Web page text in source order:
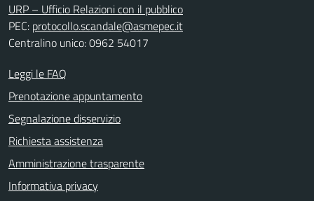
URP – Ufficio Relazioni con il pubblico
PEC: protocollo.scandale@asmepec.it
Centralino unico: 0962 54017
Leggi le FAQ
Prenotazione appuntamento
Segnalazione disservizio
Richiesta assistenza
Amministrazione trasparente
Informativa privacy